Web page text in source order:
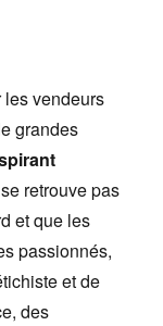
les vendeurs
grandes
retrouve pas
et que les
passionnés,
et de
des